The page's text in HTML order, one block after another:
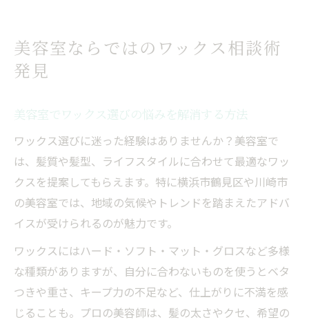
美容室ならではのワックス相談術
発見
美容室でワックス選びの悩みを解消する方法
ワックス選びに迷った経験はありませんか？美容室で
は、髪質や髪型、ライフスタイルに合わせて最適なワッ
クスを提案してもらえます。特に横浜市鶴見区や川崎市
の美容室では、地域の気候やトレンドを踏まえたアドバ
イスが受けられるのが魅力です。
ワックスにはハード・ソフト・マット・グロスなど多様
な種類がありますが、自分に合わないものを使うとベタ
つきや重さ、キープ力の不足など、仕上がりに不満を感
じることも。プロの美容師は、髪の太さやクセ、希望の